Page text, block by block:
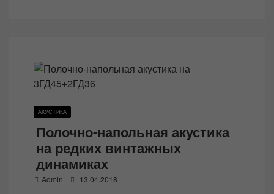
АКУСТИКА
Полочно-напольная акустика
на редких винтажных
динамиках
Admin 13.04.2018